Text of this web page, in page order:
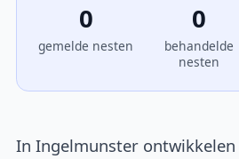
0
gemelde nesten
0
behandelde
nesten
In Ingelmunster ontwikkelen